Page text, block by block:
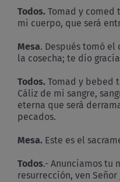
Todos. Tomad y comed
mi cuerpo, que será
Mesa. Después tomó
la cosecha; te dio
Todos. Tomad y bebed
Cáliz de mi sangre,
eterna que será
pecados.
Mesa. Este es el
Todos.- Anunciamos tu
resurrección, ven Señor